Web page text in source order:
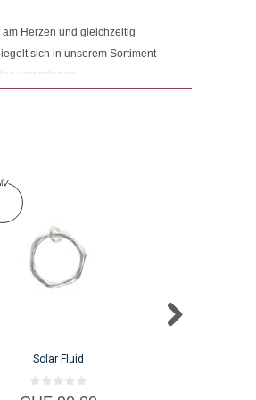
Herzen und gleichzeitig
sich in unserem Sortiment
veränderten
von Fair Trade und
Solar Fluid
0